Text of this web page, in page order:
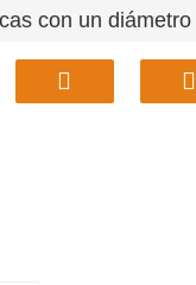
con un
solo cilindro de
la resistencia
húmedas.